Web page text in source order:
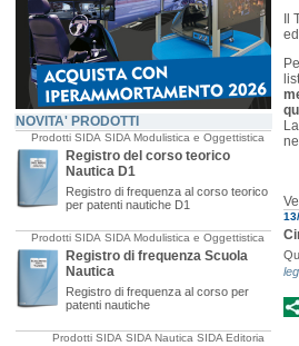
NOVITA' PRODOTTI
Prodotti SIDA SIDA Modulistica e Oggettistica
Registro del corso teorico
Nautica D1
Registro di frequenza al corso teorico
per patenti nautiche D1
Prodotti SIDA SIDA Modulistica e Oggettistica
Registro di frequenza Scuola
Nautica
Registro di frequenza al corso per
patenti nautiche
Prodotti SIDA SIDA Nautica SIDA Editoria